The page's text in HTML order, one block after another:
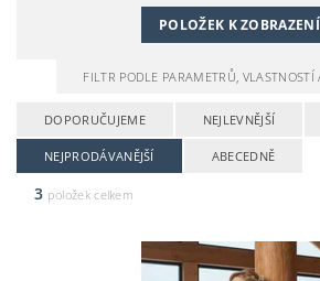
POLOŽEK K
FILTR PODLE PARAMETRŮ, VLASTNOSTÍ
DOPORUČUJEME NEJLEVNĚJŠÍ
NEJPRODÁVANĚJŠÍ ABECEDNĚ
3 položek celkem